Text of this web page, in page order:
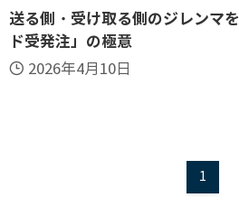
送る側・受け取る側のジレンマ
ド受発注」の極意
2026年4月10日
1